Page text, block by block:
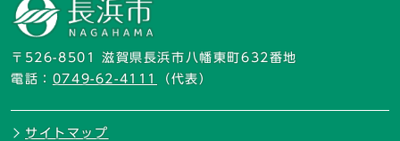
〒526-8501 滋賀県長浜市八幡東町632番地
電話： 0749-62-4111 （代表）
サイトマップ